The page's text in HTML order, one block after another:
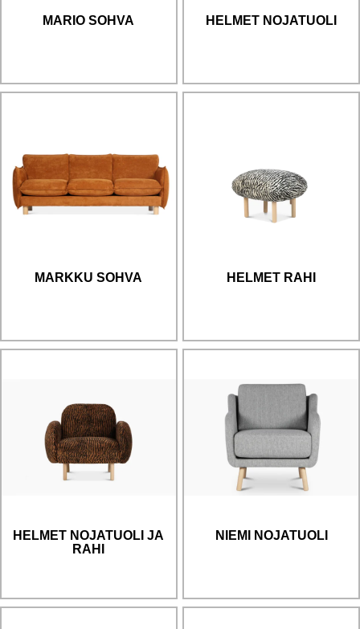
MARIO SOHVA HELMET NOJATUOLI
MARKKU SOHVA HELMET RAHI
HELMET NOJATUOLI JA
RAHI
NIEMI NOJATUOLI